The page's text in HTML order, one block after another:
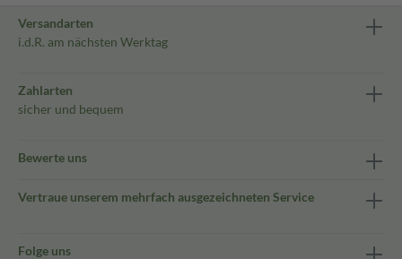
Versandarten
i.d.R. am nächsten Werktag
Zahlarten
sicher und bequem
Bewerte uns
Vertraue unserem mehrfach ausgezeichneten Service
Folge uns